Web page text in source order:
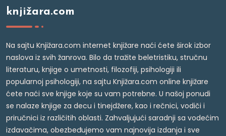
knjižara.com
Na sajtu Knjižara.com internet knjižare naći ćete širok izbor
naslova iz svih žanrova. Bilo da tražite beletristiku, stručnu
literaturu, knjige o umetnosti, filozofiji, psihologiji ili
popularnoj psihologiji, na sajtu Knjižara.com online knjižare
ćete naći sve knjige koje su vam potrebne. U našoj ponudi
se nalaze knjige za decu i tinejdžere, kao i rečnici, vodiči i
priručnici iz različitih oblasti. Zahvaljujući saradnji sa vodećim
izdavačima, obezbeđujemo vam najnovija izdanja i sve